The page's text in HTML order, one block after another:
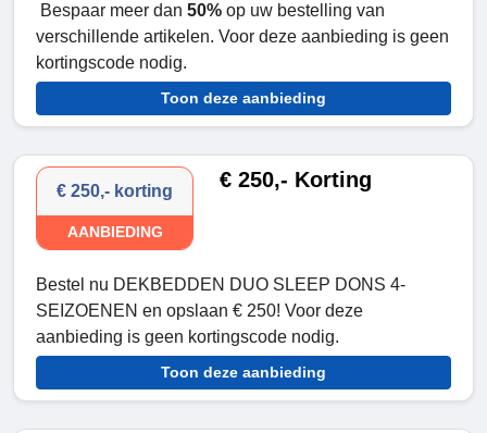
Bespaar meer dan 50% op uw bestelling van
verschillende artikelen. Voor deze aanbieding is geen
kortingscode nodig.
Toon deze aanbieding
€ 250,- korting
AANBIEDING
€ 250,- Korting
Bestel nu DEKBEDDEN DUO SLEEP DONS 4-
SEIZOENEN en opslaan € 250! Voor deze
aanbieding is geen kortingscode nodig.
Toon deze aanbieding